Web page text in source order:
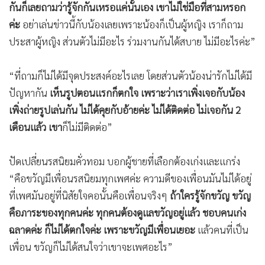
กันก็เลยถามว่ารู้จักกันเหรอแค่นั้นเอง เขาไม่ใช่มือที่สามหรอก
ค่ะ อย่าเล่นข่าวนี้กับน้องเลยเพราะน้องก็เป็นผู้หญิง เราก็ถาม
ประสาผู้หญิง ส่วนตัวไม่มีอะไร ร่วมงานกันได้สบาย ไม่มีอะไรค่ะ”
“ที่ถามก็ไม่ได้มีจุดประสงค์อะไรเลย โดยส่วนตัวน้องน่ารักไม่ได้มี
ปัญหากัน เห็นรูปตอนแรกก็ตกใจ เพราะว่าเราเพิ่งเจอกับน้อง
เพิ่งถ่ายรูปเล่นกัน ไม่ได้คุยกับอ้ายค่ะ ไม่ได้ติดต่อ ไม่เจอกัน 2
เดือนแล้ว เขาก็ไม่มีติดต่อ”
ปัดเปลี่ยนรสนิยมคั่วทอม บอกผู้ชายที่เลือกต้องเก่งและแกร่ง
“คือขวัญมีเพื่อนรสนิยมทุกเพศค่ะ ความดีของเพื่อนมันไม่ได้อยู่
ที่เพศมันอยู่ที่นิสัยใจคอนั้นคือเพื่อนจริงๆ ถ้าใครรู้จักขวัญ ขวัญ
คือภาระของทุกคนค่ะ ทุกคนต้องดูแลขวัญอยู่แล้ว ชอบคนเก่ง
ฉลาดค่ะ ก็ไม่ได้ตกใจค่ะ เพราะขวัญมีเพื่อนเยอะ แล้วคนที่เป็น
เพื่อน ขวัญก็ไม่ได้สนใจว่าเขาจะเพศอะไร”